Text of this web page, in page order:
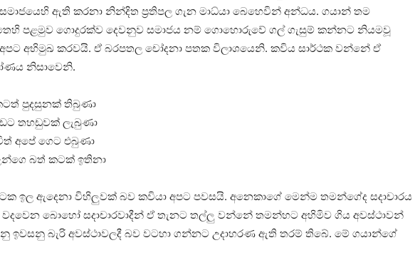
ඇති කරනා නින්දිත ප්‍රතිපල ගැන මාධ්යා බෙහෙවින් අන්ධය. ගයාන් තම
පළමුව ගොදුරක්ව දෙවනුව සමාජය නම් ගොහොරුවේ ගල් ගැසුම් කන්නට නියමවූ
අභිමුඛ කරවයි. ඒ බරපතල චෝදනා පතක විලාශයෙනි. කවිය සාර්ථක වන්නේ ඒ
නිසාවෙනි.
පුදසුනක් තිබුණා
තහඩුවක් ලැබුණා
අපේ ගෙට එබුණා
බත් කටක් ඉතිනා
ඉල ඇදෙනා විහිලුවක් බව කවියා අපට පවසයි. අනෙකාගේ මෙන්ම තමන්ගේද සදාචාරය
බොහෝ සදාචාරවාදීන් ඒ තැනට තල්ලු වන්නේ තමන්හට අහිමිව ගිය අවස්ථාවන්
ඉවසනු බැරි අවස්ථාවලදී බව වටහා ගන්නට උදාහරණ ඇති තරම් තිබේ. මේ ගයාන්ගේ